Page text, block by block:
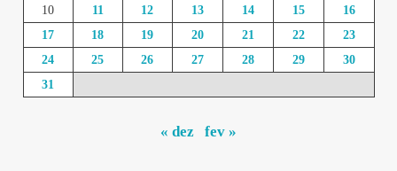
10
11 12 13 14 15
16
17
18 19 20 21 22
23
24
25 26 27 28 29
30
31
« dez fev »